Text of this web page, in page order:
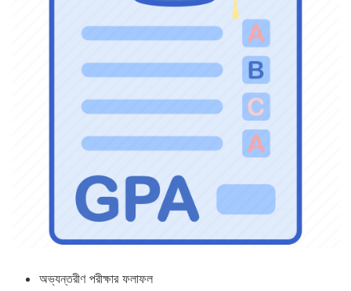
অভ্যন্তরীণ পরীক্ষার ফলাফল